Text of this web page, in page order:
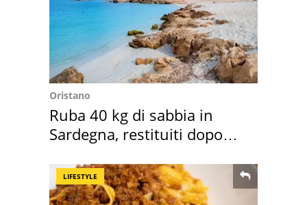
Oristano
Ruba 40 kg di sabbia in
Sardegna, restituiti dopo
LIFESTYLE